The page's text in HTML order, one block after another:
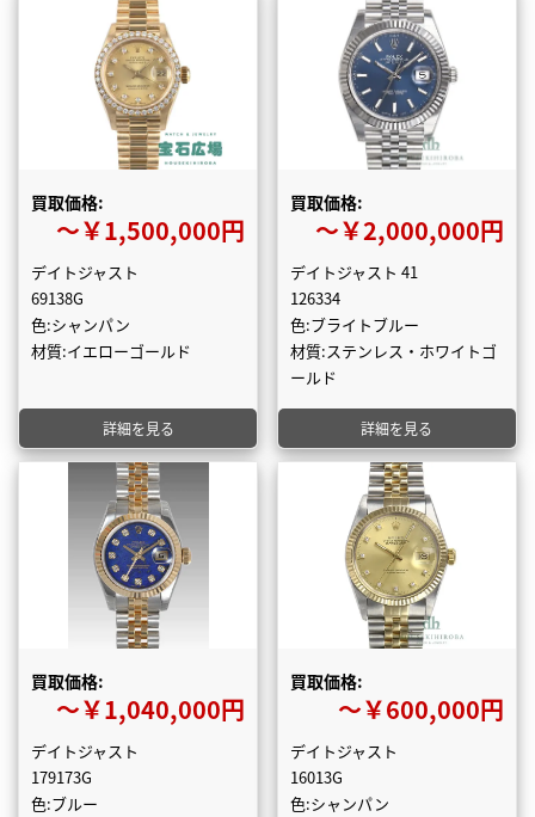
買取価格:
〜￥1,500,000円
デイトジャスト
69138G
色:シャンパン
材質:イエローゴールド
詳細を見る
買取価格:
〜￥2,000,000円
デイトジャスト 41
126334
色:ブライトブルー
材質:ステンレス・ホワイトゴ
ールド
詳細を見る
買取価格:
〜￥1,040,000円
デイトジャスト
179173G
色:ブルー
買取価格:
〜￥600,000円
デイトジャスト
16013G
色:シャンパン